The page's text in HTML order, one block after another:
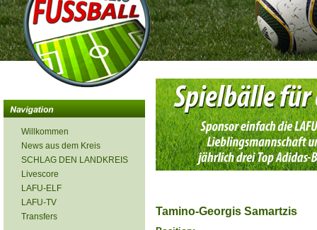
Willkommen
News aus dem Kreis
SCHLAG DEN LANDKREIS
Livescore
LAFU-ELF
LAFU-TV
Transfers
Tamino-Georgis Samartzis